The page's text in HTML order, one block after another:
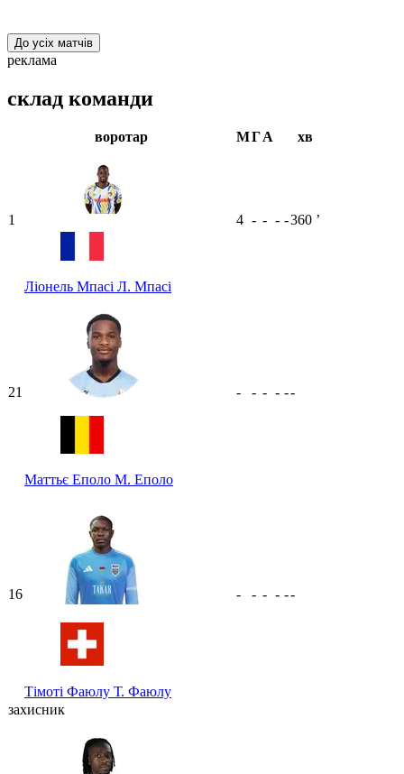
До усіх матчів
реклама
склад команди
воротар МГА хв
1
Ліонель Мпасі Л. Мпасі
4 - - - -360 ʼ
21
Маттьє Еполо М. Еполо
- - - - --
16
Тімоті Фаюлу Т. Фаюлу
- - - - --
захисник